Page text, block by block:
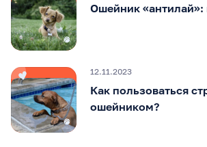
Ошейник «антилай»:
12.11.2023
Как пользоваться
ошейником?